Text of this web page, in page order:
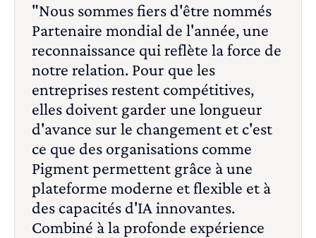
"Nous sommes fiers d'être nommés
Partenaire mondial de l'année, une
reconnaissance qui reflète la force de
notre relation. Pour que les
entreprises restent compétitives,
elles doivent garder une longueur
d'avance sur le changement et c'est
ce que des organisations comme
Pigment permettent grâce à une
plateforme moderne et flexible et à
des capacités d'IA innovantes.
Combiné à la profonde expérience